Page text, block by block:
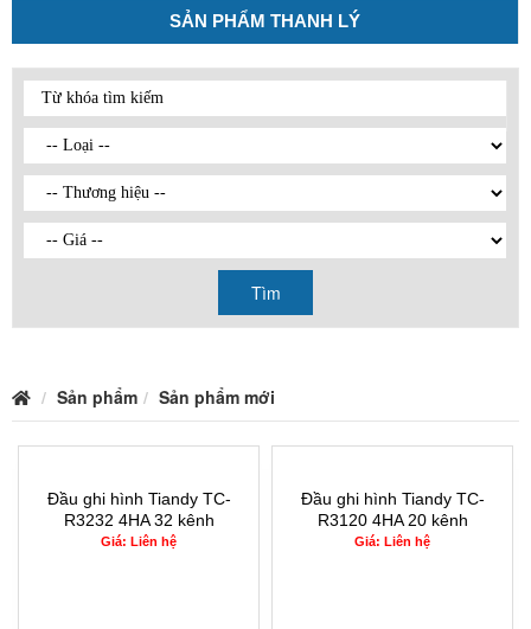
SẢN PHẨM THANH LÝ
Tìm
Sản phẩm Sản phẩm mới
Đầu ghi hình Tiandy TC-
R3232 4HA 32 kênh
Giá: Liên hệ
Đầu ghi hình Tiandy TC-
R3120 4HA 20 kênh
Giá: Liên hệ